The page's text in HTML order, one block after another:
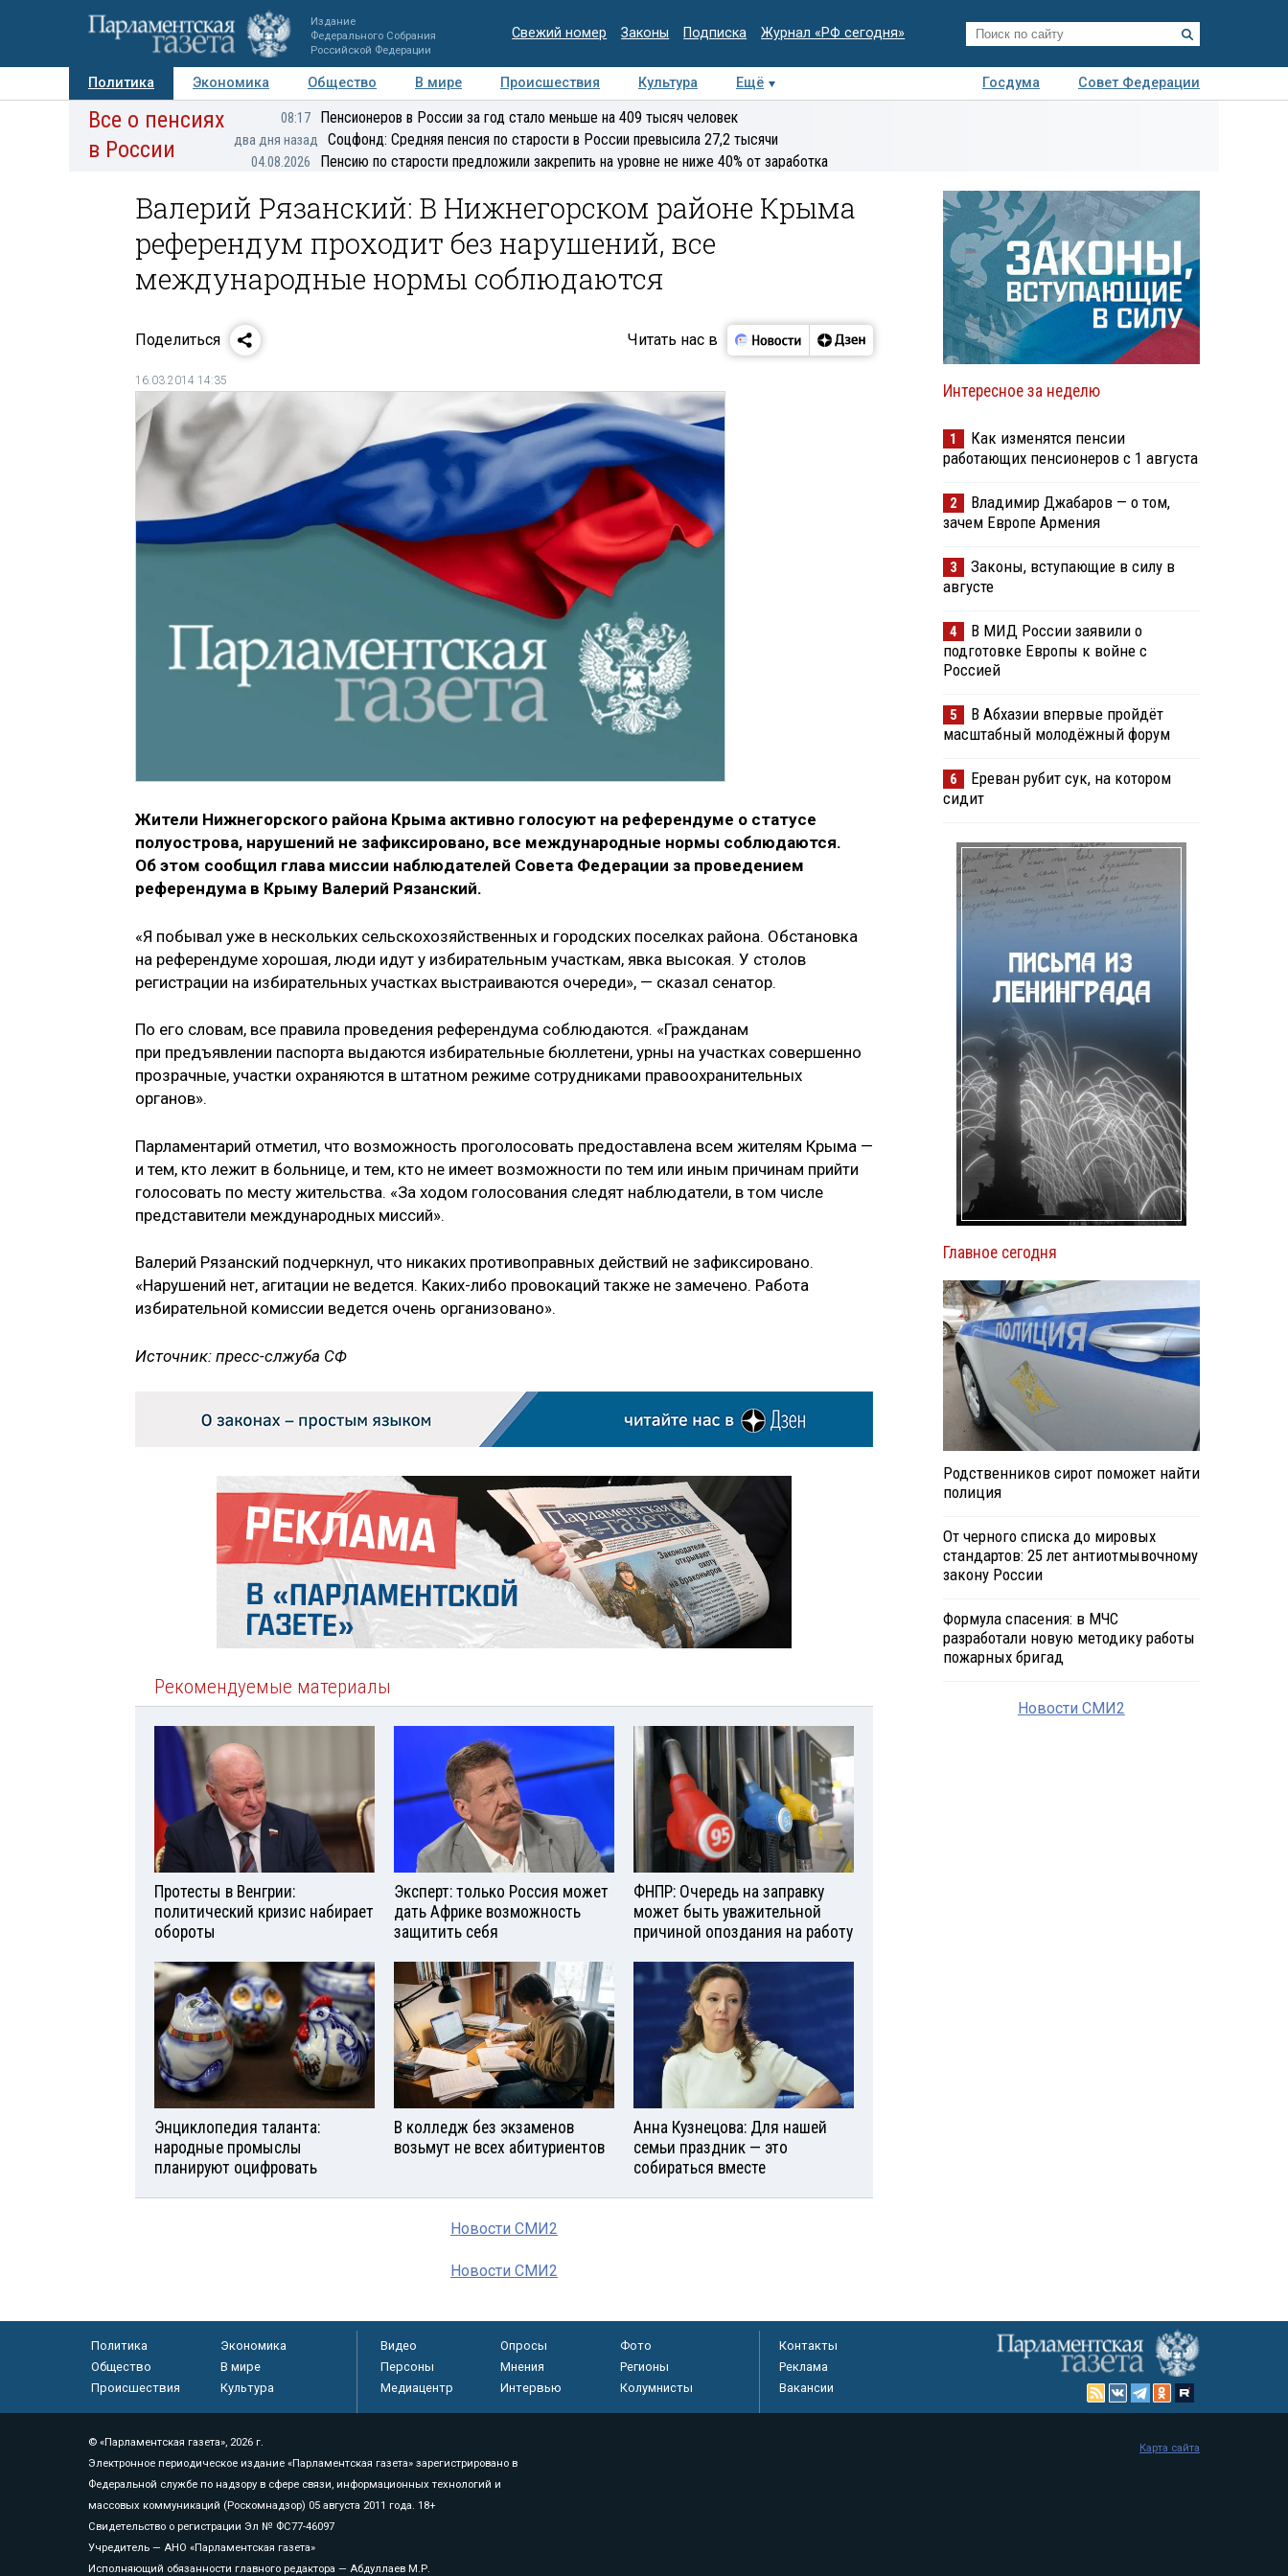
Издание
Федерального Собрания
Российской Федерации
Свежий номер Законы Подписка Журнал «РФ сегодня»
Политика Экономика Общество В мире Происшествия Культура Ещё Госдума
Совет Федерации
Авторы Персоны Мнения Регионы Медиацентр Интервью Колумнисты
Все о пенсиях
в России
08:17 Пенсионеров в России за год стало меньше на 409 тысяч человек
два дня назад Соцфонд: Средняя пенсия по старости в России превысила 27,2 тысячи
04.08.2026 Пенсию по старости предложили закрепить на уровне не ниже 40% от заработка
Валерий Рязанский: В Нижнегорском районе Крыма
референдум проходит без нарушений, все
международные нормы соблюдаются
Поделиться Читать нас в
16.03.2014 14:35
Жители Нижнегорского района Крыма активно голосуют на референдуме о статусе
полуострова, нарушений не зафиксировано, все международные нормы соблюдаются.
Об этом сообщил глава миссии наблюдателей Совета Федерации за проведением
референдума в Крыму Валерий Рязанский.
«Я побывал уже в нескольких сельскохозяйственных и городских поселках района. Обстановка
на референдуме хорошая, люди идут у избирательным участкам, явка высокая. У столов
регистрации на избирательных участках выстраиваются очереди», — сказал сенатор.
По его словам, все правила проведения референдума соблюдаются. «Гражданам
при предъявлении паспорта выдаются избирательные бюллетени, урны на участках совершенно
прозрачные, участки охраняются в штатном режиме сотрудниками правоохранительных
органов».
Парламентарий отметил, что возможность проголосовать предоставлена всем жителям Крыма —
и тем, кто лежит в больнице, и тем, кто не имеет возможности по тем или иным причинам прийти
голосовать по месту жительства. «За ходом голосования следят наблюдатели, в том числе
представители международных миссий».
Валерий Рязанский подчеркнул, что никаких противоправных действий не зафиксировано.
«Нарушений нет, агитации не ведется. Каких-либо провокаций также не замечено. Работа
избирательной комиссии ведется очень организовано».
Источник: пресс-слжуба СФ
Рекомендуемые материалы
Протесты в Венгрии:
политический кризис набирает
обороты
Эксперт: только Россия может
дать Африке возможность
защитить себя
ФНПР: Очередь на заправку
может быть уважительной
причиной опоздания на работу
Энциклопедия таланта:
народные промыслы
планируют оцифровать
В колледж без экзаменов
возьмут не всех абитуриентов
Анна Кузнецова: Для нашей
семьи праздник — это
собираться вместе
Новости СМИ2
Новости СМИ2
Интересное за неделю
1
Как изменятся пенсии
работающих пенсионеров с 1 августа
2
Владимир Джабаров — о том,
зачем Европе Армения
3
Законы, вступающие в силу в
августе
4
В МИД России заявили о
подготовке Европы к войне с
Россией
5
В Абхазии впервые пройдёт
масштабный молодёжный форум
6
Ереван рубит сук, на котором
сидит
Главное сегодня
Родственников сирот поможет найти
полиция
От черного списка до мировых
стандартов: 25 лет антиотмывочному
закону России
Формула спасения: в МЧС
разработали новую методику работы
пожарных бригад
Новости СМИ2
Политика
Экономика
Общество
В мире
Происшествия
Культура
Видео Опросы
Фото
Персоны
Мнения
Регионы
Медиацентр
Интервью Колумнисты
Контакты
Реклама
Вакансии
© «Парламентская газета», 2026 г.
Электронное периодическое издание «Парламентская газета» зарегистрировано в
Федеральной службе по надзору в сфере связи, информационных технологий и
массовых коммуникаций (Роскомнадзор) 05 августа 2011 года. 18+
Свидетельство о регистрации Эл № ФС77-46097
Учредитель — АНО «Парламентская газета»
Исполняющий обязанности главного редактора — Абдуллаев М.Р.
Карта сайта